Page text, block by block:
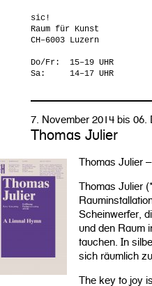
sic!
Raum für Kunst
CH–6003 Luzern
Do/Fr:	15–19 UHR
Sa:	14–17 UHR
7. November 2014 bis 06.
Thomas Julier
Thomas Julier
Thomas Julier
Scheinwerfer,
und den Raum
tauchen. In
sich räumlich
The key to joy